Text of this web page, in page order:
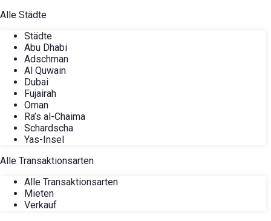
Alle Städte
Städte
Abu Dhabi
Adschman
Al Quwain
Dubai
Fujairah
Oman
Ra’s al-Chaima
Schardscha
Yas-Insel
Alle Transaktionsarten
Alle Transaktionsarten
Mieten
Verkauf